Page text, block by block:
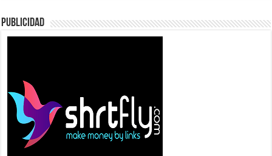
Publicidad